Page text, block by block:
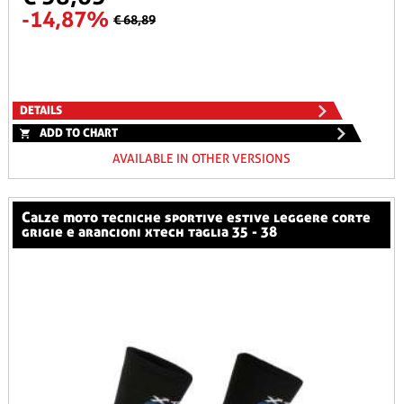
-14,87% € 68,89
DETAILS
ADD TO CHART
AVAILABLE IN OTHER VERSIONS
calze moto tecniche sportive estive leggere corte
grigie e arancioni xtech taglia 35 - 38